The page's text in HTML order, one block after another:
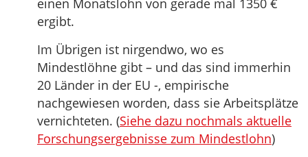
ergibt.
Im Übrigen ist nirgendwo, wo es
Mindestlöhne gibt – und das sind immerhin
20 Länder in der EU -, empirische
nachgewiesen worden, dass sie Arbeitsplätze
vernichteten. (Siehe dazu nochmals aktuelle
Forschungsergebnisse zum Mindestlohn)